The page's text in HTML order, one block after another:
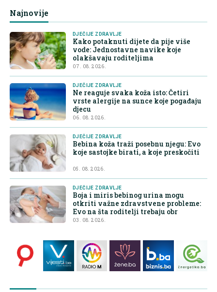
Najnovije
DJEČIJE ZDRAVLJE
Kako potaknuti dijete da pije više
vode: Jednostavne navike koje
olakšavaju roditeljima
07. 08. 2026.
DJEČIJE ZDRAVLJE
Ne reaguje svaka koža isto: Četiri
vrste alergije na sunce koje pogađaju
djecu
06. 08. 2026.
DJEČIJE ZDRAVLJE
Bebina koža traži posebnu njegu: Evo
koje sastojke birati, a koje preskočiti
05. 08. 2026.
DJEČIJE ZDRAVLJE
Boja i miris bebinog urina mogu
otkriti važne zdravstvene probleme:
Evo na šta roditelji trebaju obr
03. 08. 2026.